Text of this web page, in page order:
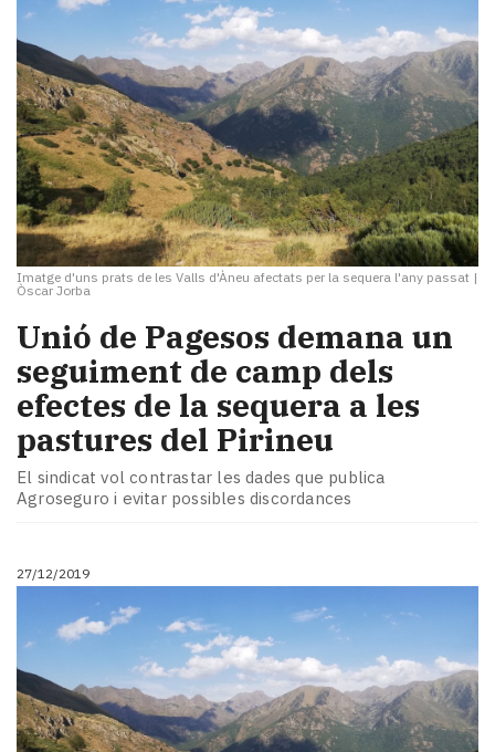
Imatge d'uns prats de les Valls d'Àneu afectats per la sequera l'any passat |
Òscar Jorba
Unió de Pagesos demana un
seguiment de camp dels
efectes de la sequera a les
pastures del Pirineu
El sindicat vol contrastar les dades que publica
Agroseguro i evitar possibles discordances
27/12/2019